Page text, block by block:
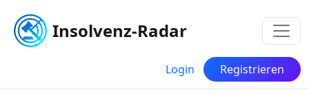
Insolvenz-Radar
Login Registrieren